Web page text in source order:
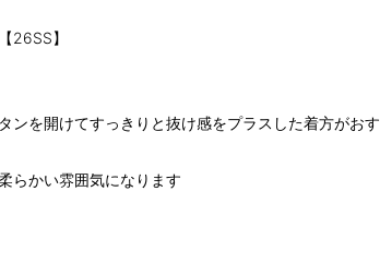
26SS】
ンを開けてすっきりと抜け感をプラスした着方がおす
らかい雰囲気になります